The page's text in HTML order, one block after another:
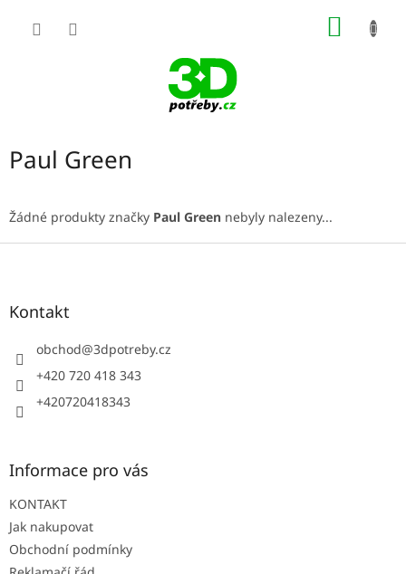
Paul Green
Žádné produkty značky Paul Green nebyly nalezeny...
Z
Kontakt
obchod@3dpotreby.cz
+420 720 418 343
+420720418343
Informace pro vás
KONTAKT
Jak nakupovat
Obchodní podmínky